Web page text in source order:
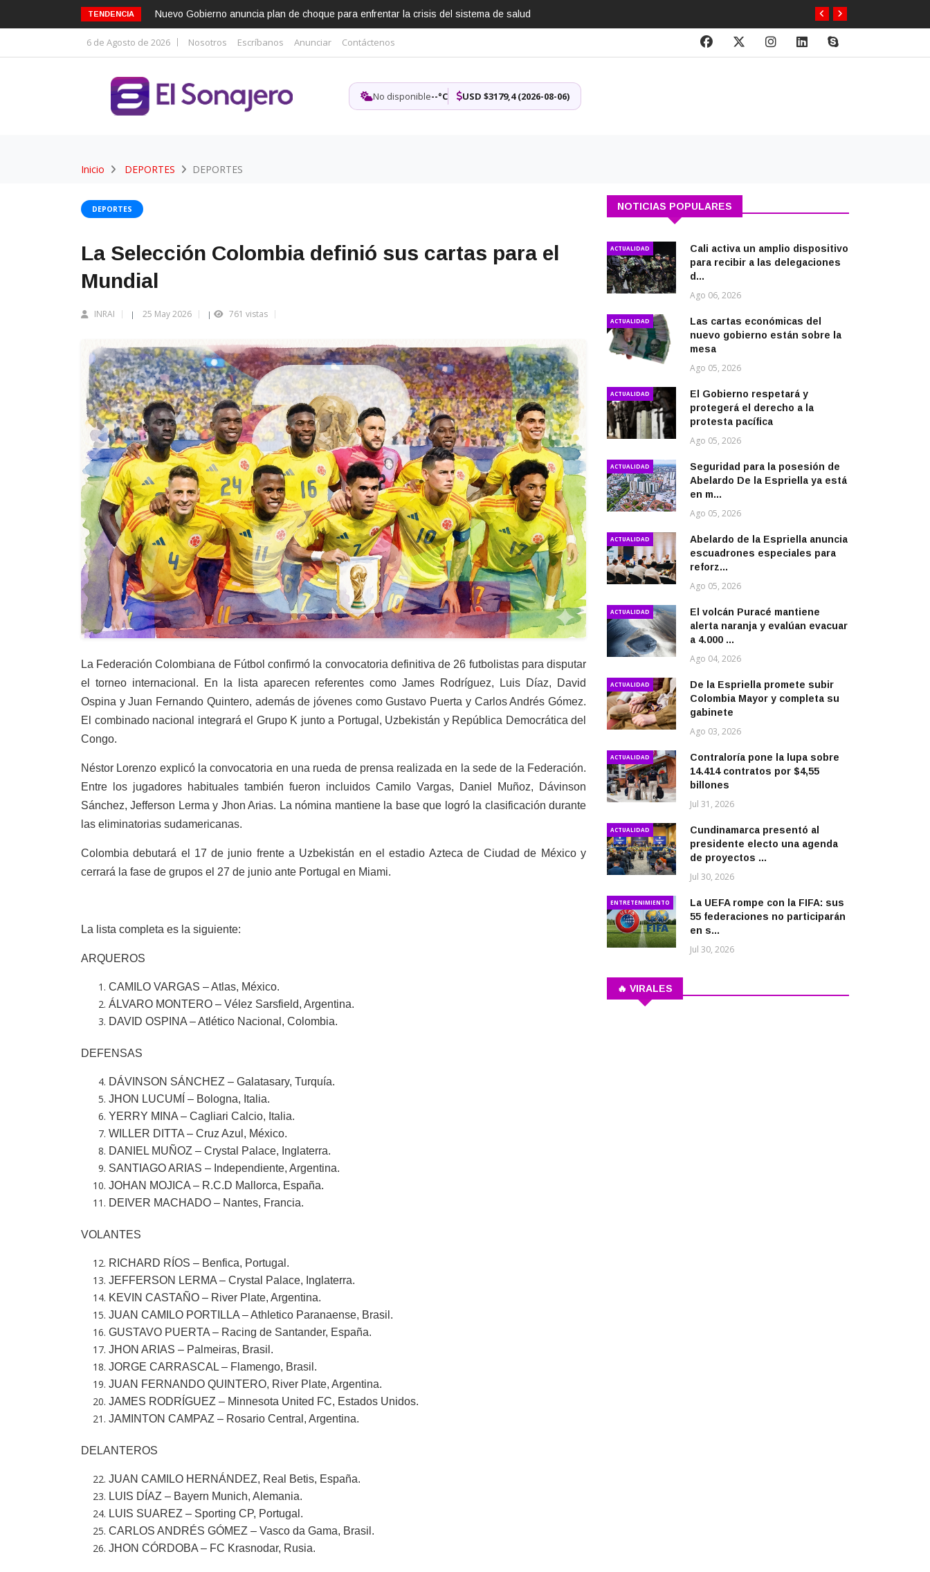
TENDENCIA Nuevo Gobierno anuncia plan de choque para enfrentar la crisis del sistema de salud
6 de Agosto de 2026 Nosotros Escríbanos Anunciar Contáctenos
No disponible--°C USD $3179,4 (2026-08-06)
Inicio DEPORTES DEPORTES
DEPORTES
La Selección Colombia definió sus cartas para el
Mundial
INRAI | 25 May 2026 | 761 vistas
La Federación Colombiana de Fútbol confirmó la convocatoria definitiva de 26 futbolistas para disputar
el torneo internacional. En la lista aparecen referentes como James Rodríguez, Luis Díaz, David
Ospina y Juan Fernando Quintero, además de jóvenes como Gustavo Puerta y Carlos Andrés Gómez.
El combinado nacional integrará el Grupo K junto a Portugal, Uzbekistán y República Democrática del
Congo.
Néstor Lorenzo explicó la convocatoria en una rueda de prensa realizada en la sede de la Federación.
Entre los jugadores habituales también fueron incluidos Camilo Vargas, Daniel Muñoz, Dávinson
Sánchez, Jefferson Lerma y Jhon Arias. La nómina mantiene la base que logró la clasificación durante
las eliminatorias sudamericanas.
Colombia debutará el 17 de junio frente a Uzbekistán en el estadio Azteca de Ciudad de México y
cerrará la fase de grupos el 27 de junio ante Portugal en Miami.
La lista completa es la siguiente:
ARQUEROS
CAMILO VARGAS – Atlas, México.
ÁLVARO MONTERO – Vélez Sarsfield, Argentina.
DAVID OSPINA – Atlético Nacional, Colombia.
DEFENSAS
DÁVINSON SÁNCHEZ – Galatasary, Turquía.
JHON LUCUMÍ – Bologna, Italia.
YERRY MINA – Cagliari Calcio, Italia.
WILLER DITTA – Cruz Azul, México.
DANIEL MUÑOZ – Crystal Palace, Inglaterra.
SANTIAGO ARIAS – Independiente, Argentina.
JOHAN MOJICA – R.C.D Mallorca, España.
DEIVER MACHADO – Nantes, Francia.
VOLANTES
RICHARD RÍOS – Benfica, Portugal.
JEFFERSON LERMA – Crystal Palace, Inglaterra.
KEVIN CASTAÑO – River Plate, Argentina.
JUAN CAMILO PORTILLA – Athletico Paranaense, Brasil.
GUSTAVO PUERTA – Racing de Santander, España.
JHON ARIAS – Palmeiras, Brasil.
JORGE CARRASCAL – Flamengo, Brasil.
JUAN FERNANDO QUINTERO, River Plate, Argentina.
JAMES RODRÍGUEZ – Minnesota United FC, Estados Unidos.
JAMINTON CAMPAZ – Rosario Central, Argentina.
DELANTEROS
JUAN CAMILO HERNÁNDEZ, Real Betis, España.
LUIS DÍAZ – Bayern Munich, Alemania.
LUIS SUAREZ – Sporting CP, Portugal.
CARLOS ANDRÉS GÓMEZ – Vasco da Gama, Brasil.
JHON CÓRDOBA – FC Krasnodar, Rusia.
NOTICIAS POPULARES
ACTUALIDAD
Cali activa un amplio dispositivo
para recibir a las delegaciones
d...
Ago 06, 2026
ACTUALIDAD
Las cartas económicas del
nuevo gobierno están sobre la
mesa
Ago 05, 2026
ACTUALIDAD
El Gobierno respetará y
protegerá el derecho a la
protesta pacífica
Ago 05, 2026
ACTUALIDAD
Seguridad para la posesión de
Abelardo De la Espriella ya está
en m...
Ago 05, 2026
ACTUALIDAD
Abelardo de la Espriella anuncia
escuadrones especiales para
reforz...
Ago 05, 2026
ACTUALIDAD
El volcán Puracé mantiene
alerta naranja y evalúan evacuar
a 4.000 ...
Ago 04, 2026
ACTUALIDAD
De la Espriella promete subir
Colombia Mayor y completa su
gabinete
Ago 03, 2026
ACTUALIDAD
Contraloría pone la lupa sobre
14.414 contratos por $4,55
billones
Jul 31, 2026
ACTUALIDAD
Cundinamarca presentó al
presidente electo una agenda
de proyectos ...
Jul 30, 2026
ENTRETENIMIENTO
La UEFA rompe con la FIFA: sus
55 federaciones no participarán
en s...
Jul 30, 2026
🔥 VIRALES